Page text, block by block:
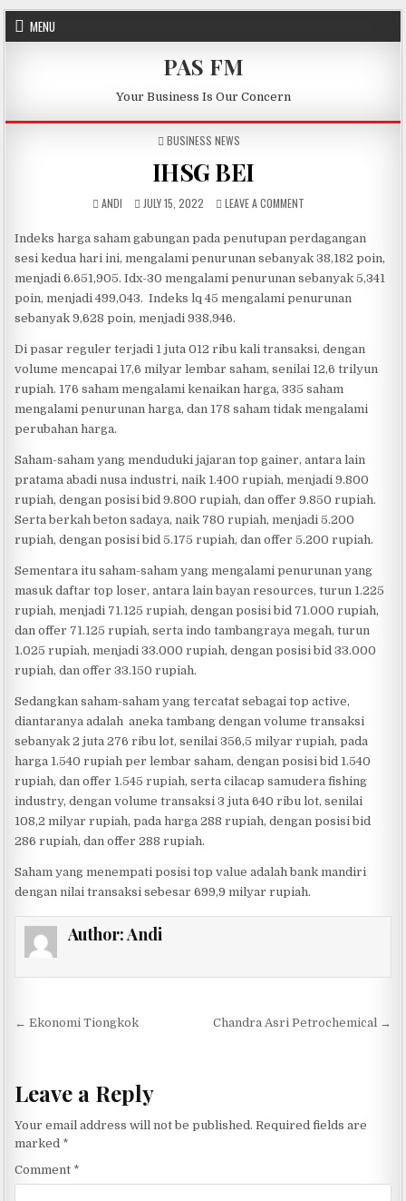
Skip to content
MENU
PAS FM
Your Business Is Our Concern
POSTED IN
BUSINESS NEWS
IHSG BEI
AUTHOR:
ANDI PUBLISHED DATE:
JULY 15, 2022 LEAVE A COMMENT
Indeks harga saham gabungan pada penutupan perdagangan
sesi kedua hari ini, mengalami penurunan sebanyak 38,182 poin,
menjadi 6.651,905. Idx-30 mengalami penurunan sebanyak 5,341
poin, menjadi 499,043. Indeks lq 45 mengalami penurunan
sebanyak 9,628 poin, menjadi 938,946.
Di pasar reguler terjadi 1 juta 012 ribu kali transaksi, dengan
volume mencapai 17,6 milyar lembar saham, senilai 12,6 trilyun
rupiah. 176 saham mengalami kenaikan harga, 335 saham
mengalami penurunan harga, dan 178 saham tidak mengalami
perubahan harga.
Saham-saham yang menduduki jajaran top gainer, antara lain
pratama abadi nusa industri, naik 1.400 rupiah, menjadi 9.800
rupiah, dengan posisi bid 9.800 rupiah, dan offer 9.850 rupiah.
Serta berkah beton sadaya, naik 780 rupiah, menjadi 5.200
rupiah, dengan posisi bid 5.175 rupiah, dan offer 5.200 rupiah.
Sementara itu saham-saham yang mengalami penurunan yang
masuk daftar top loser, antara lain bayan resources, turun 1.225
rupiah, menjadi 71.125 rupiah, dengan posisi bid 71.000 rupiah,
dan offer 71.125 rupiah, serta indo tambangraya megah, turun
1.025 rupiah, menjadi 33.000 rupiah, dengan posisi bid 33.000
rupiah, dan offer 33.150 rupiah.
Sedangkan saham-saham yang tercatat sebagai top active,
diantaranya adalah aneka tambang dengan volume transaksi
sebanyak 2 juta 276 ribu lot, senilai 356,5 milyar rupiah, pada
harga 1.540 rupiah per lembar saham, dengan posisi bid 1.540
rupiah, dan offer 1.545 rupiah, serta cilacap samudera fishing
industry, dengan volume transaksi 3 juta 640 ribu lot, senilai
108,2 milyar rupiah, pada harga 288 rupiah, dengan posisi bid
286 rupiah, dan offer 288 rupiah.
Saham yang menempati posisi top value adalah bank mandiri
dengan nilai transaksi sebesar 699,9 milyar rupiah.
Author:Andi
Post navigation
← Ekonomi Tiongkok Chandra Asri Petrochemical →
Leave a Reply
Your email address will not be published. Required fields are
marked *
Comment *